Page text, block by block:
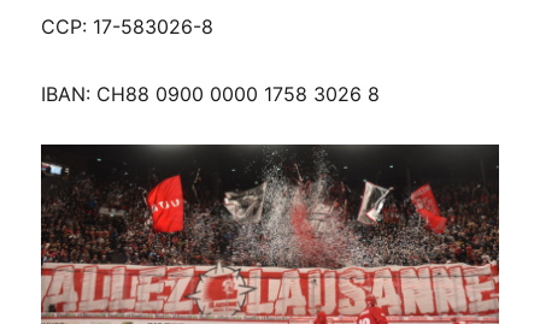
CCP: 17-583026-8
IBAN: CH88 0900 0000 1758 3026 8